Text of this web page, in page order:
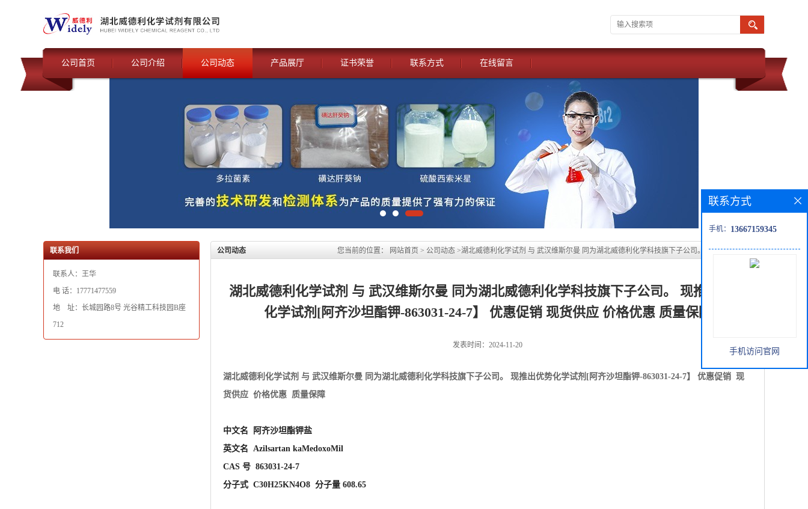
公司首页 公司介绍 公司动态 产品展厅 证书荣誉 联系方式 在线留言
联系我们
联系人：王华
电 话：17771477559
地 址：长城园路8号 光谷精工科技园B座
712
公司动态 您当前的位置： 网站首页 > 公司动态 >湖北威德利化学试剂 与 武汉维斯尔曼 同为湖北威德利化学科技旗下子公司。 现推出优势化学
湖北威德利化学试剂 与 武汉维斯尔曼 同为湖北威德利化学科技旗下子公司。 现推出优势
化学试剂[阿齐沙坦酯钾-863031-24-7】 优惠促销 现货供应 价格优惠 质量保障
发表时间：2024-11-20
湖北威德利化学试剂 与 武汉维斯尔曼 同为湖北威德利化学科技旗下子公司。 现推出优势化学试剂[ 阿齐沙坦酯钾-863031-24-7】 优惠促销 现
货供应 价格优惠 质量保障
中文名 阿齐沙坦酯钾盐
英文名 Azilsartan kaMedoxoMil
CAS 号 863031-24-7
分子式 C30H25KN4O8 分子量 608.65
联系方式
手机： 13667159345
手机访问官网